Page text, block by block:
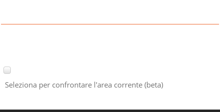
Seleziona per confrontare l'area corrente (beta)